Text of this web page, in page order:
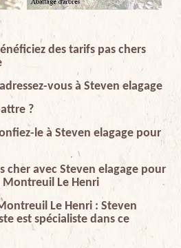
des tarifs pas chers
vous à Steven elagage
?
le à Steven elagage pour
cher avec Steven elagage pour
Le Henri
Le Henri : Steven
est spécialiste dans ce